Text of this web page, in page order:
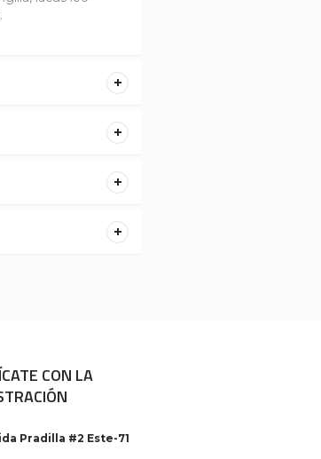
CON LA
Pradilla #2 Este-71